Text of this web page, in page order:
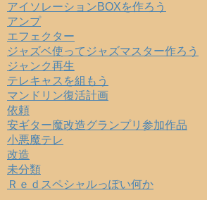
アイソレーションBOXを作ろう
アンプ
エフェクター
ジャズベ使ってジャズマスター作ろう
ジャンク再生
テレキャスを組もう
マンドリン復活計画
依頼
安ギター魔改造グランプリ参加作品
小悪魔テレ
改造
未分類
Ｒｅｄスペシャルっぽい何か